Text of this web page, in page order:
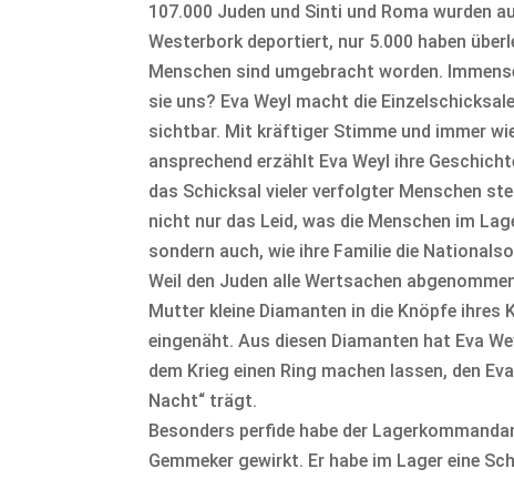
107.000 Juden und Sinti und Roma wurden
Westerbork deportiert, nur 5.000 haben
Menschen sind umgebracht worden.
sie uns? Eva Weyl macht die
sichtbar. Mit kräftiger Stimme und immer
ansprechend erzählt Eva Weyl ihre
das Schicksal vieler verfolgter Menschen
nicht nur das Leid, was die Menschen im
sondern auch, wie ihre Familie die
Weil den Juden alle Wertsachen
Mutter kleine Diamanten in die Knöpfe ihres
eingenäht. Aus diesen Diamanten hat Eva
dem Krieg einen Ring machen lassen, den
Nacht“ trägt.
Besonders perfide habe der
Gemmeker gewirkt. Er habe im Lager eine